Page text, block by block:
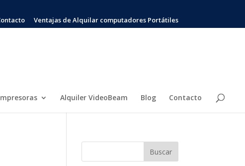
Ventajas de Alquilar computadores Portátiles
Alquiler VideoBeam Blog Contacto